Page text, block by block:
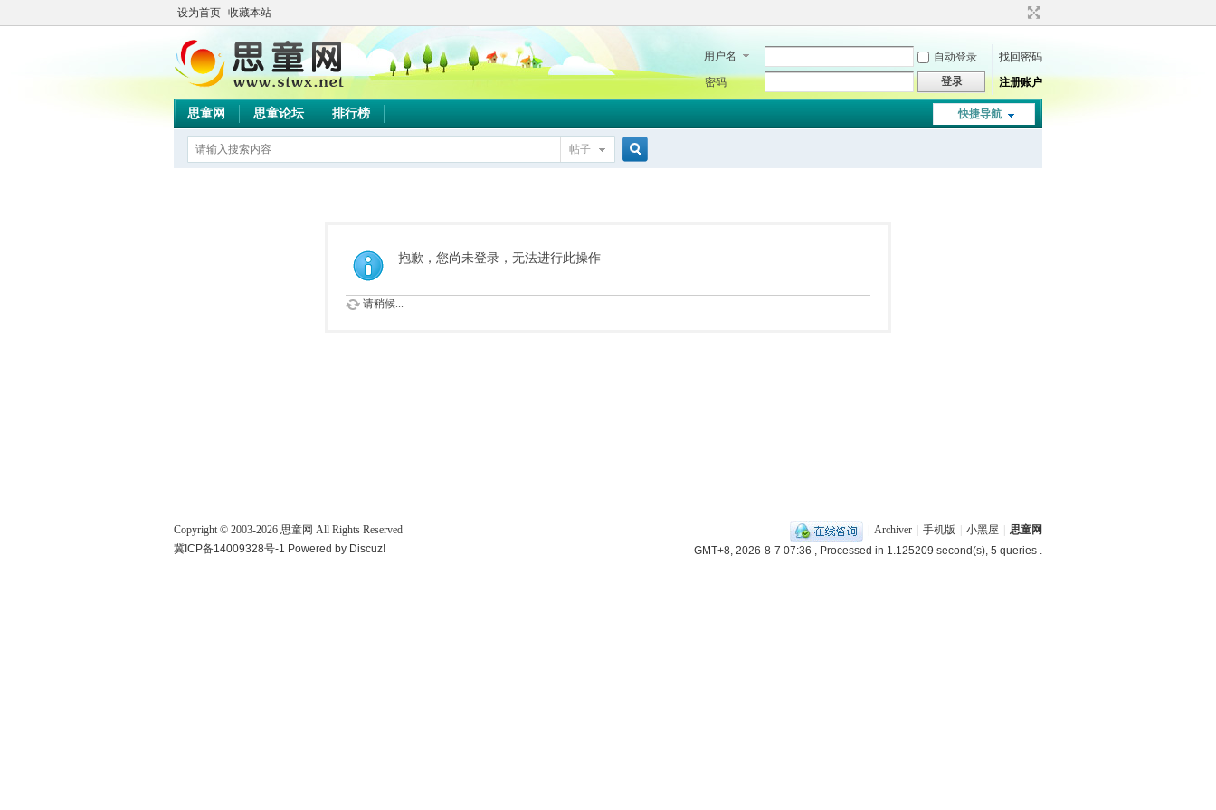
设为首页 收藏本站
用户名 自动登录
找回密码
密码
登录 注册账户
快捷导航
思童网 思童论坛 排行榜
帖子
抱歉，您尚未登录，无法进行此操作
请稍候...
Archiver 手机版 小黑屋
思童网
GMT+8, 2026-8-7 07:36 , Processed in 1.125209 second(s), 5 queries .
Copyright © 2003-2026 思童网 All Rights Reserved
冀ICP备14009328号-1 Powered by Discuz!